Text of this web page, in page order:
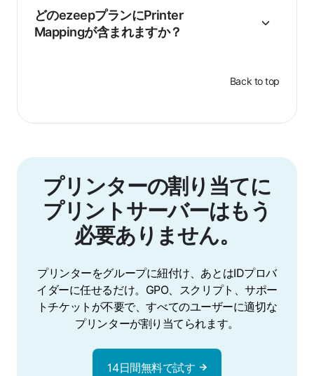
どのezeepプランにPrinter
Mappingが含まれますか？
Back to top
プリンターの割り当てに
プリントサーバーはもう
必要ありません。
プリンターをグループに紐付け、あとはIDプロバ
イダーに任せるだけ。GPO、スクリプト、サポー
トチケットが不要で、すべてのユーザーに適切な
プリンターが割り当てられます。
14日間無料で試す